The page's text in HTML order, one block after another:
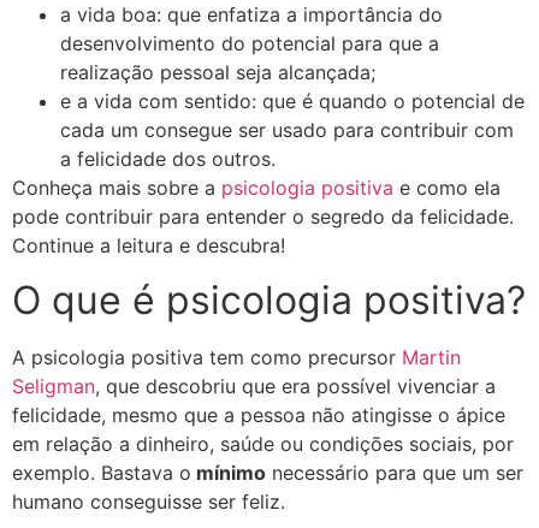
a vida boa: que enfatiza a importância do
desenvolvimento do potencial para que a
realização pessoal seja alcançada;
e a vida com sentido: que é quando o potencial de
cada um consegue ser usado para contribuir com
a felicidade dos outros.
Conheça mais sobre a psicologia positiva e como ela
pode contribuir para entender o segredo da felicidade.
Continue a leitura e descubra!
O que é psicologia positiva?
A psicologia positiva tem como precursor Martin
Seligman, que descobriu que era possível vivenciar a
felicidade, mesmo que a pessoa não atingisse o ápice
em relação a dinheiro, saúde ou condições sociais, por
exemplo. Bastava o mínimo necessário para que um ser
humano conseguisse ser feliz.